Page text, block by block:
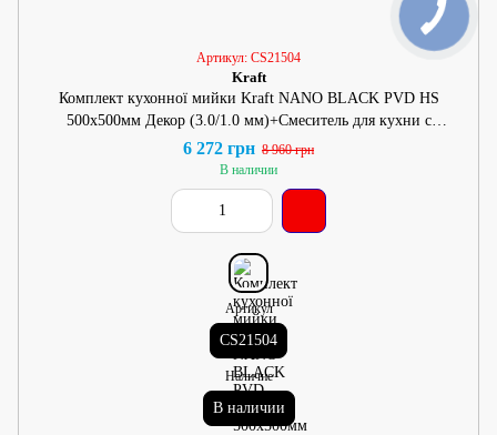
Артикул: CS21504
Kraft
Комплект кухонної мийки Kraft NANO BLACK PVD HS
500х500мм Декор (3.0/1.0 мм)+Смеситель для кухни с
подключением к фильтру Pllenó Lazio ST19 nero
6 272 грн 8 960 грн
В наличии
Артикул
CS21504
Наличие
В наличии